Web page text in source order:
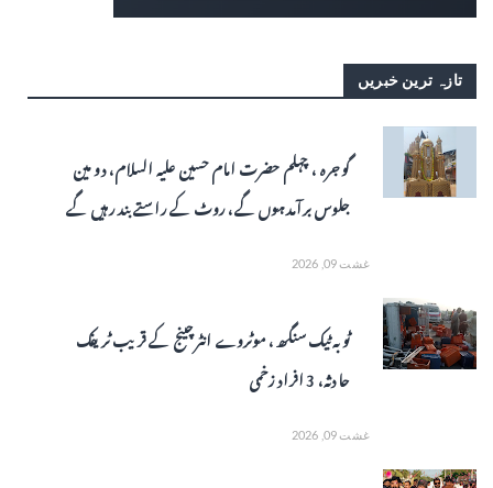
تازہ ترین خبریں
گوجرہ ، چہلم حضرت امام حسین علیہ السلام، دو مین
جلوس برآمد ہوں گے، روٹ کے راستے بند رہیں گے
غشت 09, 2026
ٹوبہ ٹیک سنگھ ، موٹروے انٹرچینج کے قریب ٹریفک
حادثہ، 3 افراد زخمی
غشت 09, 2026